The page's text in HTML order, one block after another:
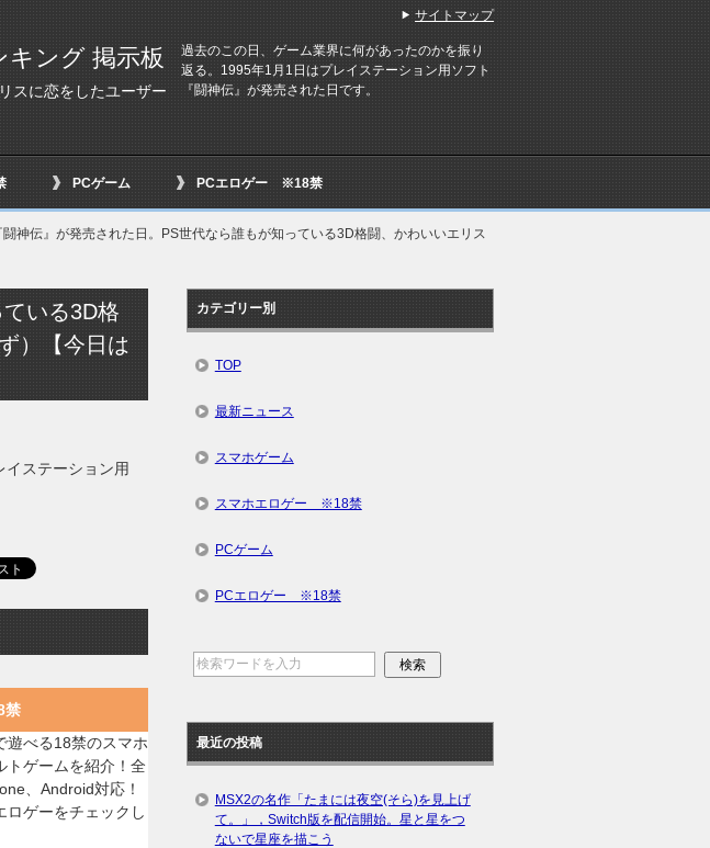
ング 掲示板
スに恋をしたユーザー
過去のこの日、ゲーム業界に何があったのかを振り
返る。1995年1月1日はプレイステーション用ソフト
『闘神伝』が発売された日です。
PCゲーム PCエロゲー ※18禁
闘神伝』が発売された日。PS世代なら誰もが知っている3D格闘、かわいいエリス
いる3D格
）【今日は
ステーション用
禁
遊べる18禁のスマホ
トゲームを紹介！全
、Android対応！
ロゲーをチェックし
カテゴリー別
TOP
最新ニュース
スマホゲーム
スマホエロゲー ※18禁
PCゲーム
PCエロゲー ※18禁
最近の投稿
MSX2の名作「たまには夜空(そら)を見上げ
て。」，Switch版を配信開始。星と星をつ
ないで星座を描こう
サイトマップ